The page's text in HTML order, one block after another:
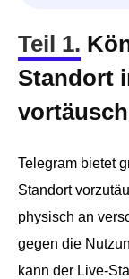
Teil 1.
Standort
Telegram bietet
Standort
physisch an
gegen die
kann der Live-